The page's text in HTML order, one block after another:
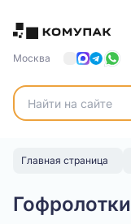
Москва
Главная страница
Гофролотки